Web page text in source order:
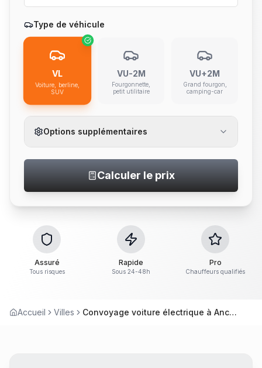
Type de véhicule
VL
Voiture, berline,
SUV
VU-2M
Fourgonnette,
petit utilitaire
VU+2M
Grand fourgon,
camping-car
Options supplémentaires
Calculer le prix
Assuré
Tous risques
Rapide
Sous 24-48h
Pro
Chauffeurs qualifiés
Accueil Villes Convoyage voiture électrique à Ancenis